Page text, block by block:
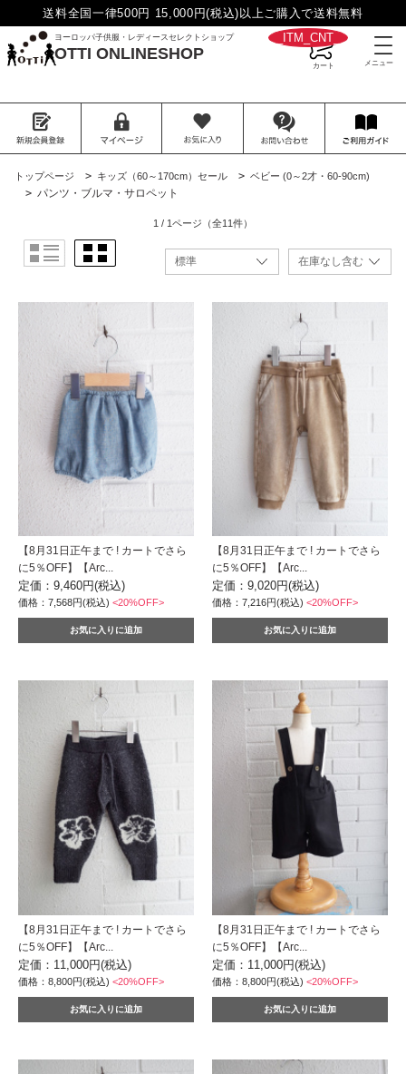
送料全国一律500円 15,000円(税込)以上ご購入で送料無料
ヨーロッパ子供服・レディースセレクトショップ
OTTI ONLINESHOP
__ITM_CNT__
トップページ > キッズ（60～170cm）セール > ベビー (0～2才・60-90cm)
> パンツ・ブルマ・サロペット
1 / 1ページ （全11件）
【8月31日正午まで ! カートでさら
に5％OFF】【Arc...
定価：9,460円(税込)
価格：7,568円(税込) <20%OFF>
【8月31日正午まで ! カートでさら
に5％OFF】【Arc...
定価：9,020円(税込)
価格：7,216円(税込)<20%OFF>
【8月31日正午まで ! カートでさら
に5％OFF】【Arc...
定価：11,000円(税込)
価格：8,800円(税込) <20%OFF>
【8月31日正午まで ! カートでさら
に5％OFF】【Arc...
定価：11,000円(税込)
価格：8,800円(税込)<20%OFF>